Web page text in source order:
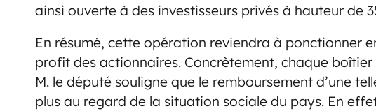
ainsi ouverte à des investisseurs privés à hauteur de
En résumé, cette opération reviendra à ponctionner
profit des actionnaires. Concrètement, chaque
M. le député souligne que le remboursement d’une
plus au regard de la situation sociale du pays. En